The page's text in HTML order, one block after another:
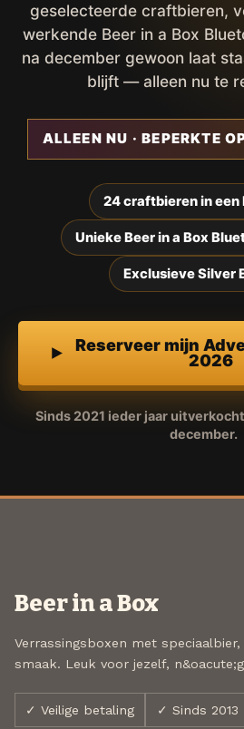
geselecteerde craftbieren,
werkende Beer in a Box
na december gewoon laat
blijft — alleen nu te
ALLEEN NU · BEPERKTE
24 craftbieren in een
Unieke Beer in a Box
Exclusieve Silver
Reserveer mijn
2026
Sinds 2021 ieder jaar
december.
Beer in a Box
Verrassingsboxen met
smaak. Leuk voor jezelf,
✓ Veilige betaling ✓ Sinds 2013